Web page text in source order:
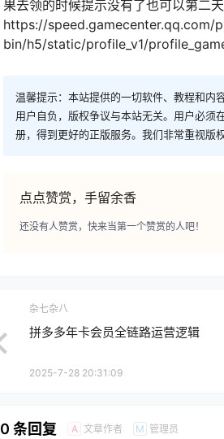
果去领的时候提示没有了也可以第二
https://speed.gamecenter.qq.com/
bin/h5/static/profile_v1/
温馨提示：本站提供的一切软件、教程和内
用户自负，版权争议与本站无关。用户必须
册，得到更好的正版服务。我们非常重视版
点点赞赏，手留余香
还没有人赞赏，快来当第一个赞赏的人吧！
杂七杂八
拼多多年卡会员全链路运营逻辑
2025-7-28 20:31:09
0 条回复 A 文章作者 M 管理员